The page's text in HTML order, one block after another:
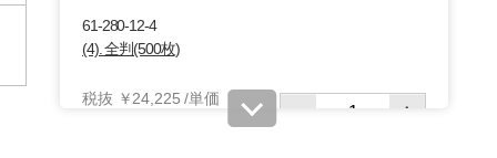
61-280-12-4
(4). 全判(500枚)
税抜 ￥24,225 /単価